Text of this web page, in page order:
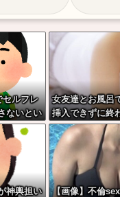
セルフレ
ないとい
女友達とお風呂
挿入できずに終
神輿担い
【画像】不倫